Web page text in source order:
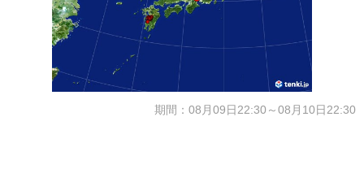
期間：08月09日22:30～08月10日22:30